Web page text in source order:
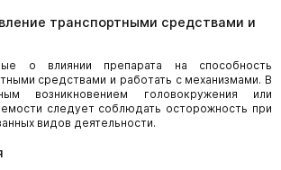
транспортными средствами и
о влиянии препарата на способность
средствами и работать с механизмами. В
возникновением головокружения или
следует соблюдать осторожность при
видов деятельности.